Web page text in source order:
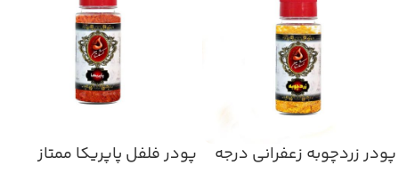
پودر زردچوبه زعفرانی درجه
پودر فلفل پاپریکا ممتاز